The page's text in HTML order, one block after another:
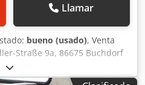
Llamar
bueno (usado), Venta
Straße 9a, 86675 Buchdorf
de fabricación 1993) •
K20 • Tipo de máquina: